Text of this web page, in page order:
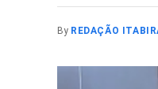
By REDAÇÃO